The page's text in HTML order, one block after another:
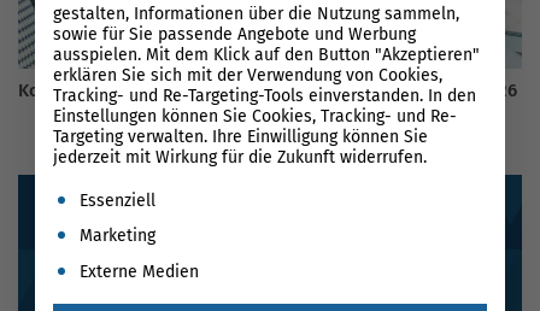
Kostenlose Backlinks: Die besten Tipps und Quellen für 2026
gestalten, Informationen über die Nutzung sammeln,
sowie für Sie passende Angebote und Werbung
ausspielen. Mit dem Klick auf den Button "Akzeptieren"
erklären Sie sich mit der Verwendung von Cookies,
Tracking- und Re-Targeting-Tools einverstanden. In den
Einstellungen können Sie Cookies, Tracking- und Re-
Targeting verwalten. Ihre Einwilligung können Sie
jederzeit mit Wirkung für die Zukunft widerrufen.
Es folgt eine Liste der Service-Gruppen, für die eine
Essenziell
Marketing
Externe Medien